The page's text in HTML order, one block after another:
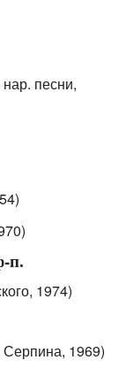
песни,
п.
1974)
1969)